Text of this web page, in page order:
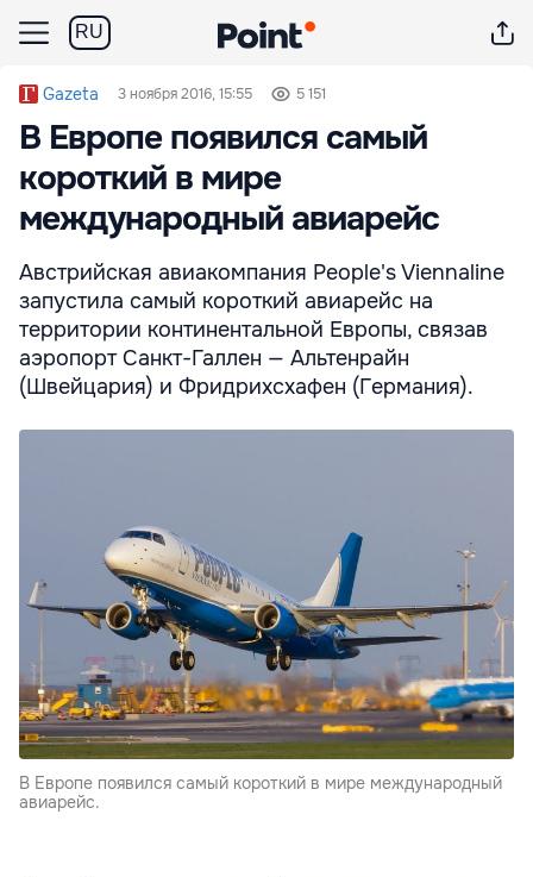
RU
Gazeta 3 ноября 2016, 15:55 5 151
В Европе появился самый
короткий в мире
международный авиарейс
Австрийская авиакомпания People's Viennaline
запустила самый короткий авиарейс на
территории континентальной Европы, связав
аэропорт Санкт-Галлен — Альтенрайн
(Швейцария) и Фридрихсхафен (Германия).
В Европе появился самый короткий в мире международный
авиарейс.